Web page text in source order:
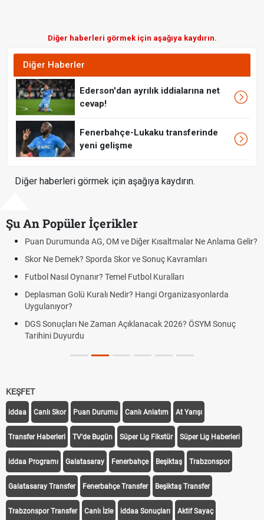
Diğer haberleri görmek için aşağıya kaydırın.
Diğer Haberler
Ederson'dan ayrılık iddialarına net
cevap!
Fenerbahçe-Lukaku transferinde
yeni gelişme
Diğer haberleri görmek için aşağıya kaydırın.
Şu An Popüler İçerikler
Puan Durumunda AG, OM ve Diğer Kısaltmalar Ne Anlama Gelir?
Skor Ne Demek? Sporda Skor ve Sonuç Kavramları
Futbol Nasıl Oynanır? Temel Futbol Kuralları
Deplasman Golü Kuralı Nedir? Hangi Organizasyonlarda
Uygulanıyor?
DGS Sonuçları Ne Zaman Açıklanacak 2026? ÖSYM Sonuç
Tarihini Duyurdu
KEŞFET
iddaa Canlı Skor Puan Durumu Canlı Anlatım At Yarışı
Transfer Haberleri TV'de Bugün Süper Lig Fikstür Süper Lig Haberleri
iddaa Programı Galatasaray Fenerbahçe Beşiktaş Trabzonspor
Galatasaray Transfer Fenerbahçe Transfer Beşiktaş Transfer
Trabzonspor Transfer Canlı İzle iddaa Sonuçları Aktif Sayaç